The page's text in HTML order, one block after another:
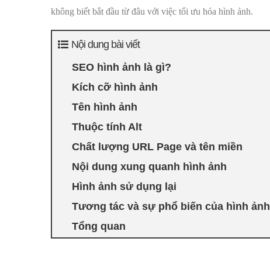
không biết bắt đầu từ đâu với việc tối ưu hóa hình ảnh.
Nội dung bài viết
SEO hình ảnh là gì?
Kích cỡ hình ảnh
Tên hình ảnh
Thuộc tính Alt
Chất lượng URL Page và tên miền
Nội dung xung quanh hình ảnh
Hình ảnh sử dụng lại
Tương tác và sự phổ biến của hình ảnh
Tổng quan